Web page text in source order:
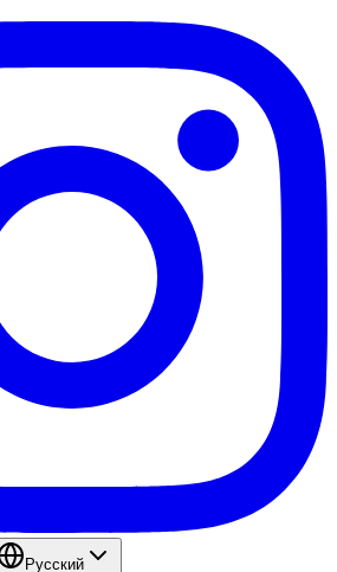
Pyccкий